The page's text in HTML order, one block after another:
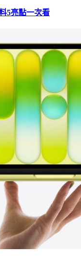
5亮點一次看